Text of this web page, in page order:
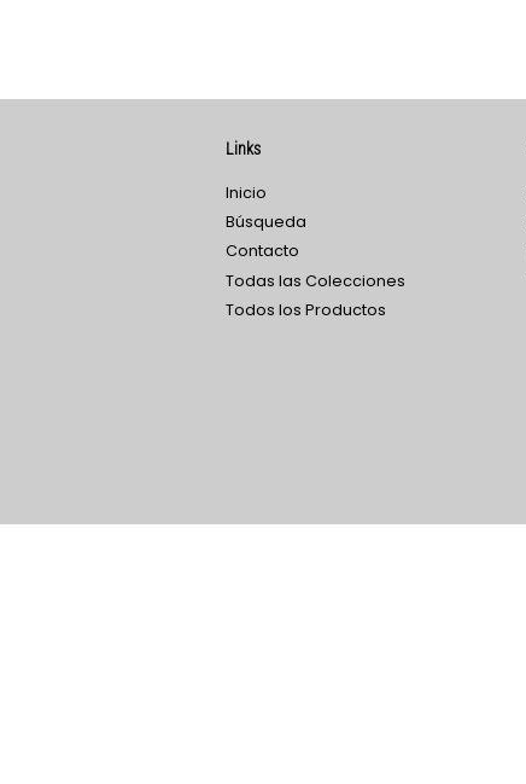
Links
Inicio
Búsqueda
Contacto
Todas las Colecciones
Todos los Productos